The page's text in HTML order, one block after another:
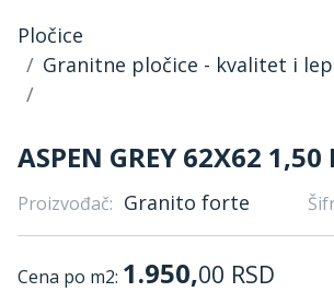
Pločice
Granitne pločice - kvalitet i
ASPEN GREY 62X62 1,50
Proizvođač: Granito forte
Cena po m2: 1.950,00 RSD